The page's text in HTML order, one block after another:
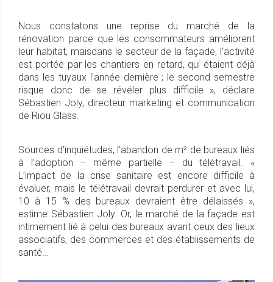
Nous constatons une reprise du marché de la
rénovation parce que les consommateurs améliorent
leur habitat, maisdans le secteur de la façade, l’activité
est portée par les chantiers en retard, qui étaient déjà
dans les tuyaux l’année dernière ; le second semestre
risque donc de se révéler plus difficile », déclare
Sébastien Joly, directeur marketing et communication
de Riou Glass.
Sources d’inquiétudes, l’abandon de m² de bureaux liés
à l’adoption – même partielle – du télétravail. «
L’impact de la crise sanitaire est encore difficile à
évaluer, mais le télétravail devrait perdurer et avec lui,
10 à 15 % des bureaux devraient être délaissés »,
estime Sébastien Joly. Or, le marché de la façade est
intimement lié à celui des bureaux avant ceux des lieux
associatifs, des commerces et des établissements de
santé…